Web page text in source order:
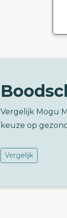
Vergelijk Mogu
keuze op
Vergelijk